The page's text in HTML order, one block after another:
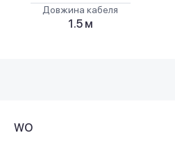
Довжина кабеля
1.5 м
WO